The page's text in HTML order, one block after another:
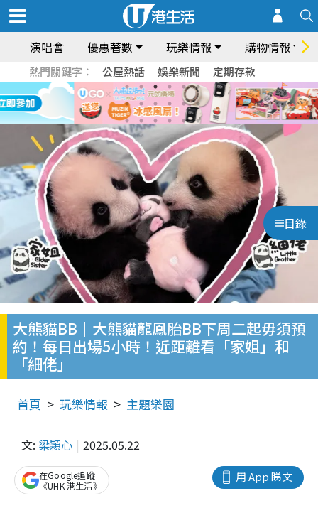
演唱會 優惠著數 玩樂情報 購物情報
熱門關鍵字： 公屋熱話 娛樂新聞 定期存款
目錄
大熊貓BB｜大熊貓龍鳳胎BB下周二起毋須預
約！每日出場5小時！近距離看「家姐」和
「細佬」
首頁 玩樂情報 主題樂園
文: 梁穎心 2025.05.22
用 App 睇文
在Google追蹤
《UHK 港生活》